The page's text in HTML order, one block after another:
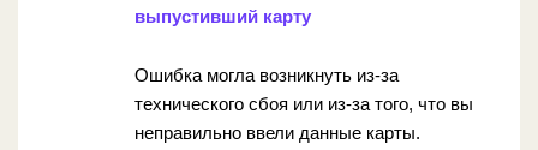
выпустивший карту
Ошибка могла возникнуть из-за
технического сбоя или из-за того, что вы
неправильно ввели данные карты.